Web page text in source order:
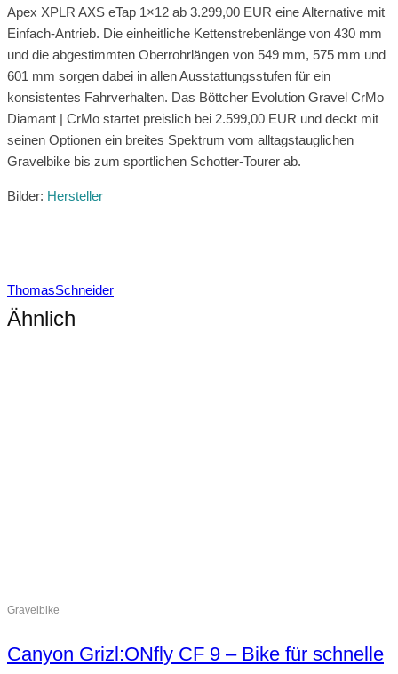
Apex XPLR AXS eTap 1×12 ab 3.299,00 EUR eine Alternative mit
Einfach-Antrieb. Die einheitliche Kettenstrebenlänge von 430 mm
und die abgestimmten Oberrohrlängen von 549 mm, 575 mm und
601 mm sorgen dabei in allen Ausstattungsstufen für ein
konsistentes Fahrverhalten. Das Böttcher Evolution Gravel CrMo
Diamant | CrMo startet preislich bei 2.599,00 EUR und deckt mit
seinen Optionen ein breites Spektrum vom alltagstauglichen
Gravelbike bis zum sportlichen Schotter-Tourer ab.
Bilder: Hersteller
ThomasSchneider
Ähnlich
Gravelbike
Canyon Grizl:ONfly CF 9 – Bike für schnelle